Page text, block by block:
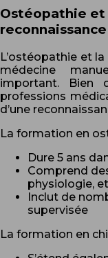
Ostéopathie
L’ostéopathie et
médecine
important. Bien
professions
d’une
La formation en
Dure 5 ans
Comprend
physiologie,
Inclut de
supervisée
La formation en